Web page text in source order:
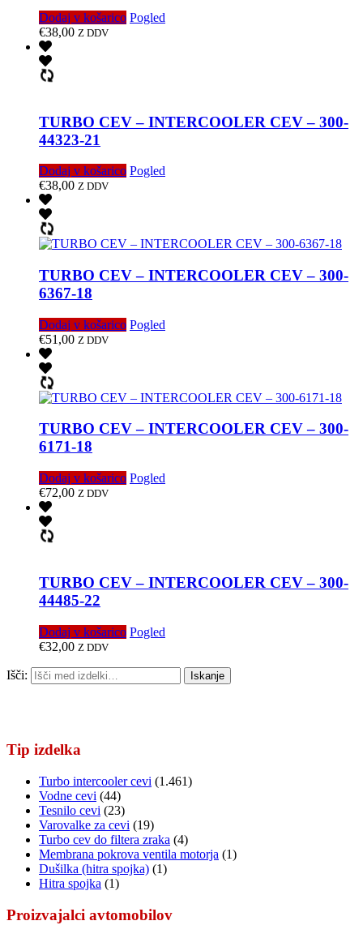
Dodaj v košarico Pogled
€38,00 Z DDV
TURBO CEV – INTERCOOLER CEV – 300-
44323-21
Dodaj v košarico Pogled
€38,00 Z DDV
TURBO CEV – INTERCOOLER CEV – 300-
6367-18
Dodaj v košarico Pogled
€51,00 Z DDV
TURBO CEV – INTERCOOLER CEV – 300-
6171-18
Dodaj v košarico Pogled
€72,00 Z DDV
TURBO CEV – INTERCOOLER CEV – 300-
44485-22
Dodaj v košarico Pogled
€32,00 Z DDV
Išči: Iskanje
Tip izdelka
Turbo intercooler cevi (1.461)
Vodne cevi (44)
Tesnilo cevi (23)
Varovalke za cevi (19)
Turbo cev do filtera zraka (4)
Membrana pokrova ventila motorja (1)
Dušilka (hitra spojka) (1)
Hitra spojka (1)
Proizvajalci avtomobilov